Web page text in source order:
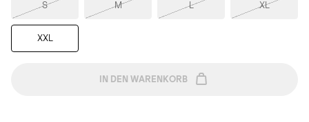
S M L XL
XXL
IN DEN WARENKORB